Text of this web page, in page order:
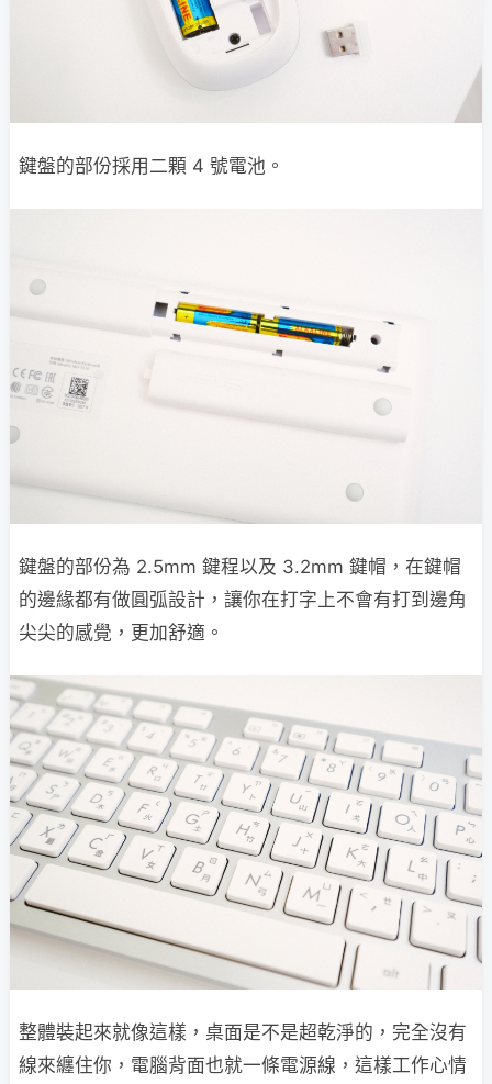
鍵盤的部份採用二顆 4 號電池。
鍵盤的部份為 2.5mm 鍵程以及 3.2mm 鍵帽，在鍵帽
的邊緣都有做圓弧設計，讓你在打字上不會有打到邊角
尖尖的感覺，更加舒適。
整體裝起來就像這樣，桌面是不是超乾淨的，完全沒有
線來纏住你，電腦背面也就一條電源線，這樣工作心情